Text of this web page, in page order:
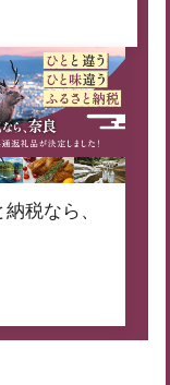
税なら、